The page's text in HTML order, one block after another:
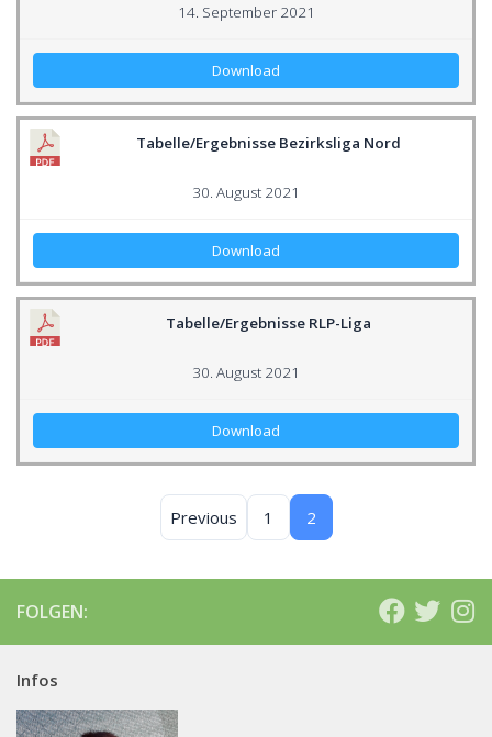
14. September 2021
Download
Tabelle/Ergebnisse Bezirksliga Nord
30. August 2021
Download
Tabelle/Ergebnisse RLP-Liga
30. August 2021
Download
Previous 1 2
FOLGEN:
Infos